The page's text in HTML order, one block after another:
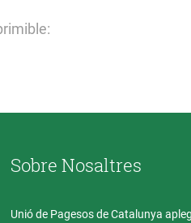
Sobre Nosaltres
Unió de Pagesos de Catalunya